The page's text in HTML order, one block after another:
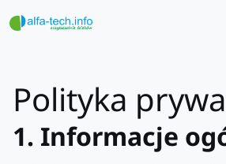
Polityka
1. Informacje